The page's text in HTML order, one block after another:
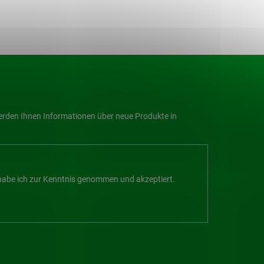
Ihnen Informationen über neue Produkte in
ich zur Kenntnis genommen und akzeptiert.